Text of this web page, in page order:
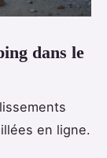
dans le
en ligne.